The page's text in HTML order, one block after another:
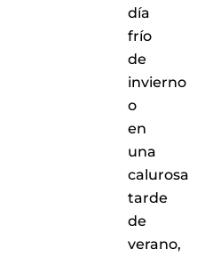
día
frío
de
invierno
o
en
una
calurosa
tarde
de
verano,